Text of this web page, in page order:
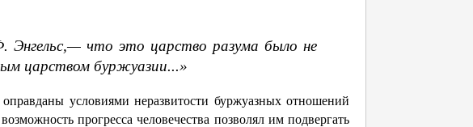
Энгельс,— что это царство разума было не
царством буржуазии...»
условиями неразвитости буржуазных отношений
прогресса человечества позволял им подвергать